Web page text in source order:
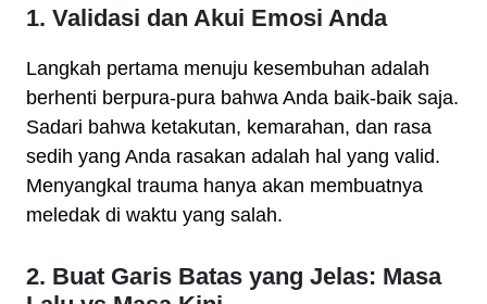
1. Validasi dan Akui Emosi Anda
Langkah pertama menuju kesembuhan adalah
berhenti berpura-pura bahwa Anda baik-baik saja.
Sadari bahwa ketakutan, kemarahan, dan rasa
sedih yang Anda rasakan adalah hal yang valid.
Menyangkal trauma hanya akan membuatnya
meledak di waktu yang salah.
2. Buat Garis Batas yang Jelas: Masa